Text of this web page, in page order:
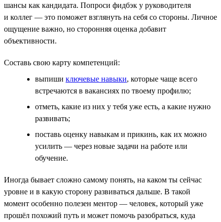
шансы как кандидата. Попроси фидбэк у руководителя
и коллег — это поможет взглянуть на себя со стороны. Личное
ощущение важно, но сторонняя оценка добавит
объективности.
Составь свою карту компетенций:
выпиши ключевые навыки, которые чаще всего
встречаются в вакансиях по твоему профилю;
отметь, какие из них у тебя уже есть, а какие нужно
развивать;
поставь оценку навыкам и прикинь, как их можно
усилить — через новые задачи на работе или
обучение.
Иногда бывает сложно самому понять, на каком ты сейчас
уровне и в какую сторону развиваться дальше. В такой
момент особенно полезен ментор — человек, который уже
прошёл похожий путь и может помочь разобраться, куда